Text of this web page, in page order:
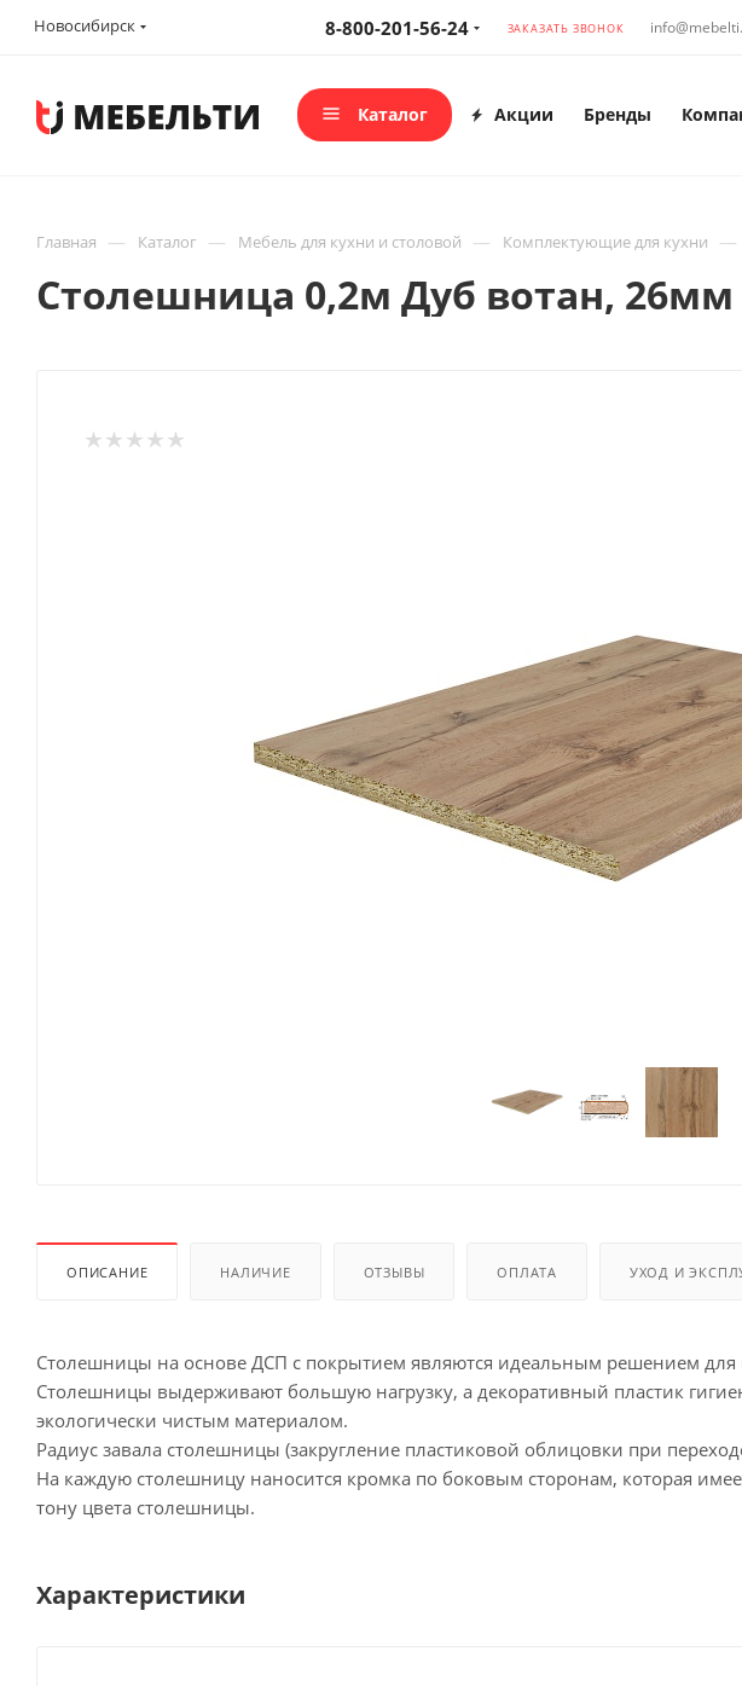
Новосибирск 8-800-201-56-24 ЗАКАЗАТЬ ЗВОНОК
Каталог Акции Бренды
Главная — Каталог — Мебель для кухни и столовой — Комплектующие для кухни —
Столешница 0,2м Дуб вотан, 26мм
ОПИСАНИЕ НАЛИЧИЕ ОТЗЫВЫ ОПЛАТА УХОД И
Столешницы на основе ДСП с покрытием являются идеальным решением для
Столешницы выдерживают большую нагрузку, а декоративный пластик
экологически чистым материалом.
Радиус завала столешницы (закругление пластиковой облицовки при
На каждую столешницу наносится кромка по боковым сторонам, которая
тону цвета столешницы.
Характеристики